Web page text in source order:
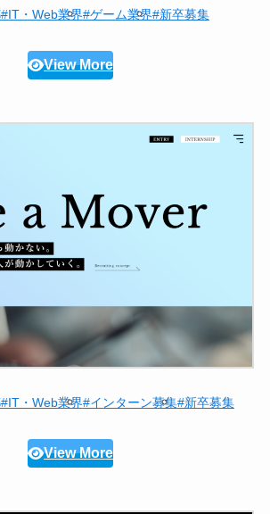
#IT・Web業界#ゲーム業界#新卒募集
View More
#IT・Web業界#インターン募集#新卒募集
View More